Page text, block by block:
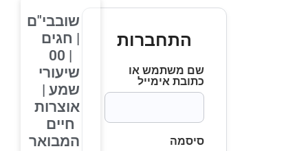
התחברות
שם משתמש או
כתובת אימייל
סיסמה
שובבי"ם
| חגים
| 00
שיעורי
שמע |
אוצרות
חיים
המבואר